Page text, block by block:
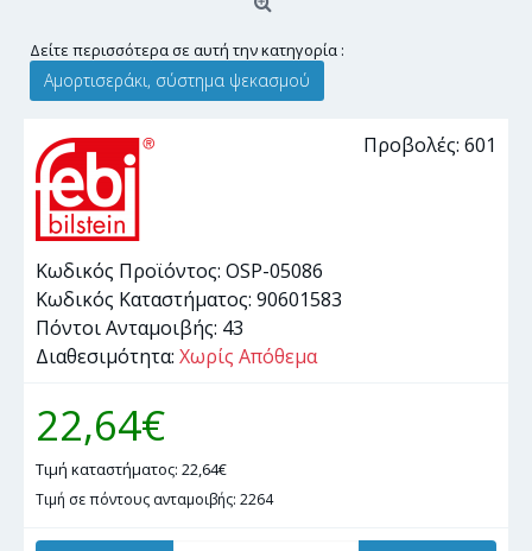
Δείτε περισσότερα σε αυτή την κατηγορία :
Αμορτισεράκι, σύστημα ψεκασμού
Προβολές: 601
Κωδικός Προϊόντος: OSP-05086
Κωδικός Καταστήματος: 90601583
Πόντοι Ανταμοιβής: 43
Διαθεσιμότητα: Χωρίς Απόθεμα
22,64€
Τιμή καταστήματος: 22,64€
Τιμή σε πόντους ανταμοιβής: 2264